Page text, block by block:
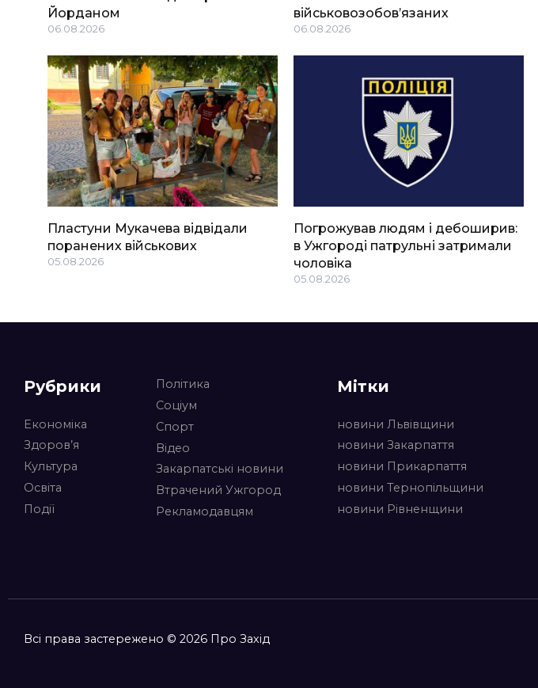
Йорданом
06.08.2026
військовозобов’язаних
06.08.2026
Пластуни Мукачева відвідали
поранених військових
05.08.2026
Погрожував людям і дебоширив:
в Ужгороді патрульні затримали
чоловіка
05.08.2026
Рубрики
Економіка
Здоров’я
Культура
Освіта
Події
Політика
Соціум
Спорт
Відео
Закарпатські новини
Втрачений Ужгород
Рекламодавцям
Мітки
новини Львівщини
новини Закарпаття
новини Прикарпаття
новини Тернопільщини
новини Рівненщини
Всі права застережено © 2026 Про Захід